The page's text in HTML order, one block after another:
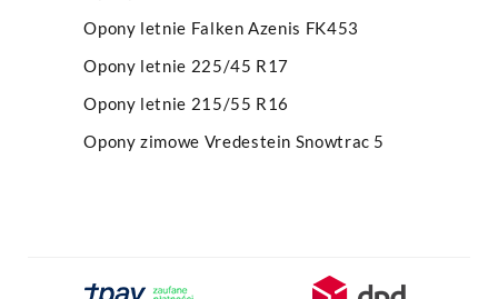
Opony letnie Falken Azenis FK453
Opony letnie 225/45 R17
Opony letnie 215/55 R16
Opony zimowe Vredestein Snowtrac 5